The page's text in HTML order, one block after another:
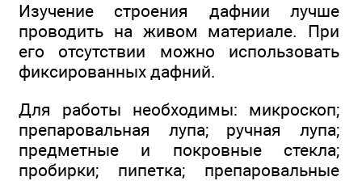
Изучение строения дафнии лучше
проводить на живом материале. При
его отсутствии можно использовать
фиксированных дафний.
Для работы необходимы: микроскоп;
препаровальная лупа; ручная лупа;
предметные и покровные стекла;
пробирки; пипетка; препаровальные